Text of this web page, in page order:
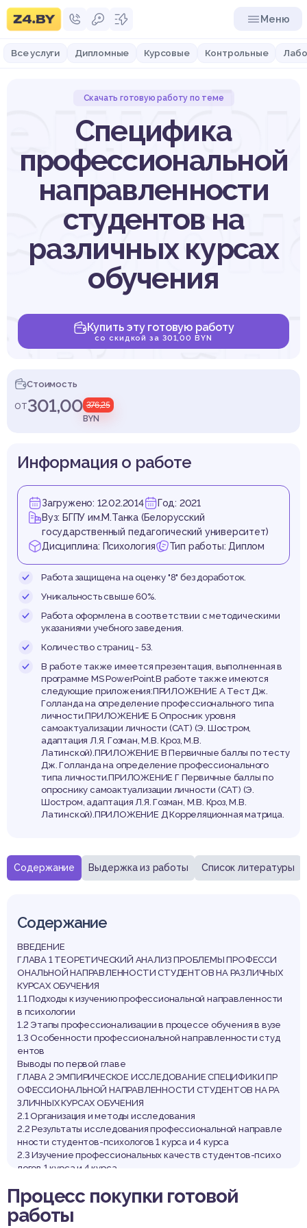
Меню
Все услуги Дипломные Курсовые Контрольные
Скачать готовую работу по теме
Специфика
профессиональной
направленности
студентов на
различных курсах
обучения
Купить эту готовую работу
со скидкой за 301,00 BYN
Стоимость
от301,00 376,25
BYN
Содержание Выдержка из работы Список литературы
Содержание
ВВЕДЕНИЕ
ГЛАВА 1 ТЕОРЕТИЧЕСКИЙ АНАЛИЗ ПРОБЛЕМЫ ПРОФЕССИ
ОНАЛЬНОЙ НАПРАВЛЕННОСТИ СТУДЕНТОВ НА РАЗЛИЧНЫХ
КУРСАХ ОБУЧЕНИЯ
1.1 Подходы к изучению профессиональной направленности
в психологии
1.2 Этапы профессионализации в процессе обучения в вузе
1.3 Особенности профессиональной направленности студ
ентов
Выводы по первой главе
ГЛАВА 2 ЭМПИРИЧЕСКОЕ ИССЛЕДОВАНИЕ СПЕЦИФИКИ ПР
ОФЕССИОНАЛЬНОЙ НАПРАВЛЕННОСТИ СТУДЕНТОВ НА РА
ЗЛИЧНЫХ КУРСАХ ОБУЧЕНИЯ
2.1 Организация и методы исследования
2.2 Результаты исследования профессиональной направле
нности студентов-психологов 1 курса и 4 курса
2.3 Изучение профессиональных качеств студентов-психо
логов 1 курса и 4 курса
сиональной направленности и профессиональных качеств
студентов-психологов
Выводы по второй главе
Информация о работе
Загружено: 12.02.2014
Год: 2021
Вуз: БГПУ им.М.Танка (Белорусский
государственный педагогический университет)
Дисциплина: Психология
Тип работы: Диплом
Работа защищена на оценку "8" без доработок.
Уникальность свыше 60%.
Работа оформлена в соответствии с методическими
указаниями учебного заведения.
Количество страниц - 53.
В работе также имеется презентация, выполненная в
программе MS PowerPoint.В работе также имеются
следующие приложения:ПРИЛОЖЕНИЕ А Тест Дж.
Голланда на определение профессионального типа
личности.ПРИЛОЖЕНИЕ Б Опросник уровня
самоактуализации личности (САТ) (Э. Шостром,
адаптация Л.Я. Гозман, М.В. Кроз, М.В.
Латинской).ПРИЛОЖЕНИЕ В Первичные баллы по тесту
Дж. Голланда на определение профессионального
типа личности.ПРИЛОЖЕНИЕ Г Первичные баллы по
опроснику самоактуализации личности (САТ) (Э.
Шостром, адаптация Л.Я. Гозман, М.В. Кроз, М.В.
Латинской).ПРИЛОЖЕНИЕ Д Корреляционная матрица.
Процесс покупки готовой
работы